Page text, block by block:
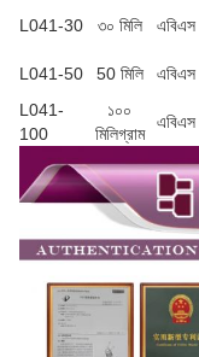
L041-30 ৩০ মিলি এবিএস
L041-50 50 মিলি এবিএস
L041-
100
১০০
মিলিগ্রাম
এবিএস